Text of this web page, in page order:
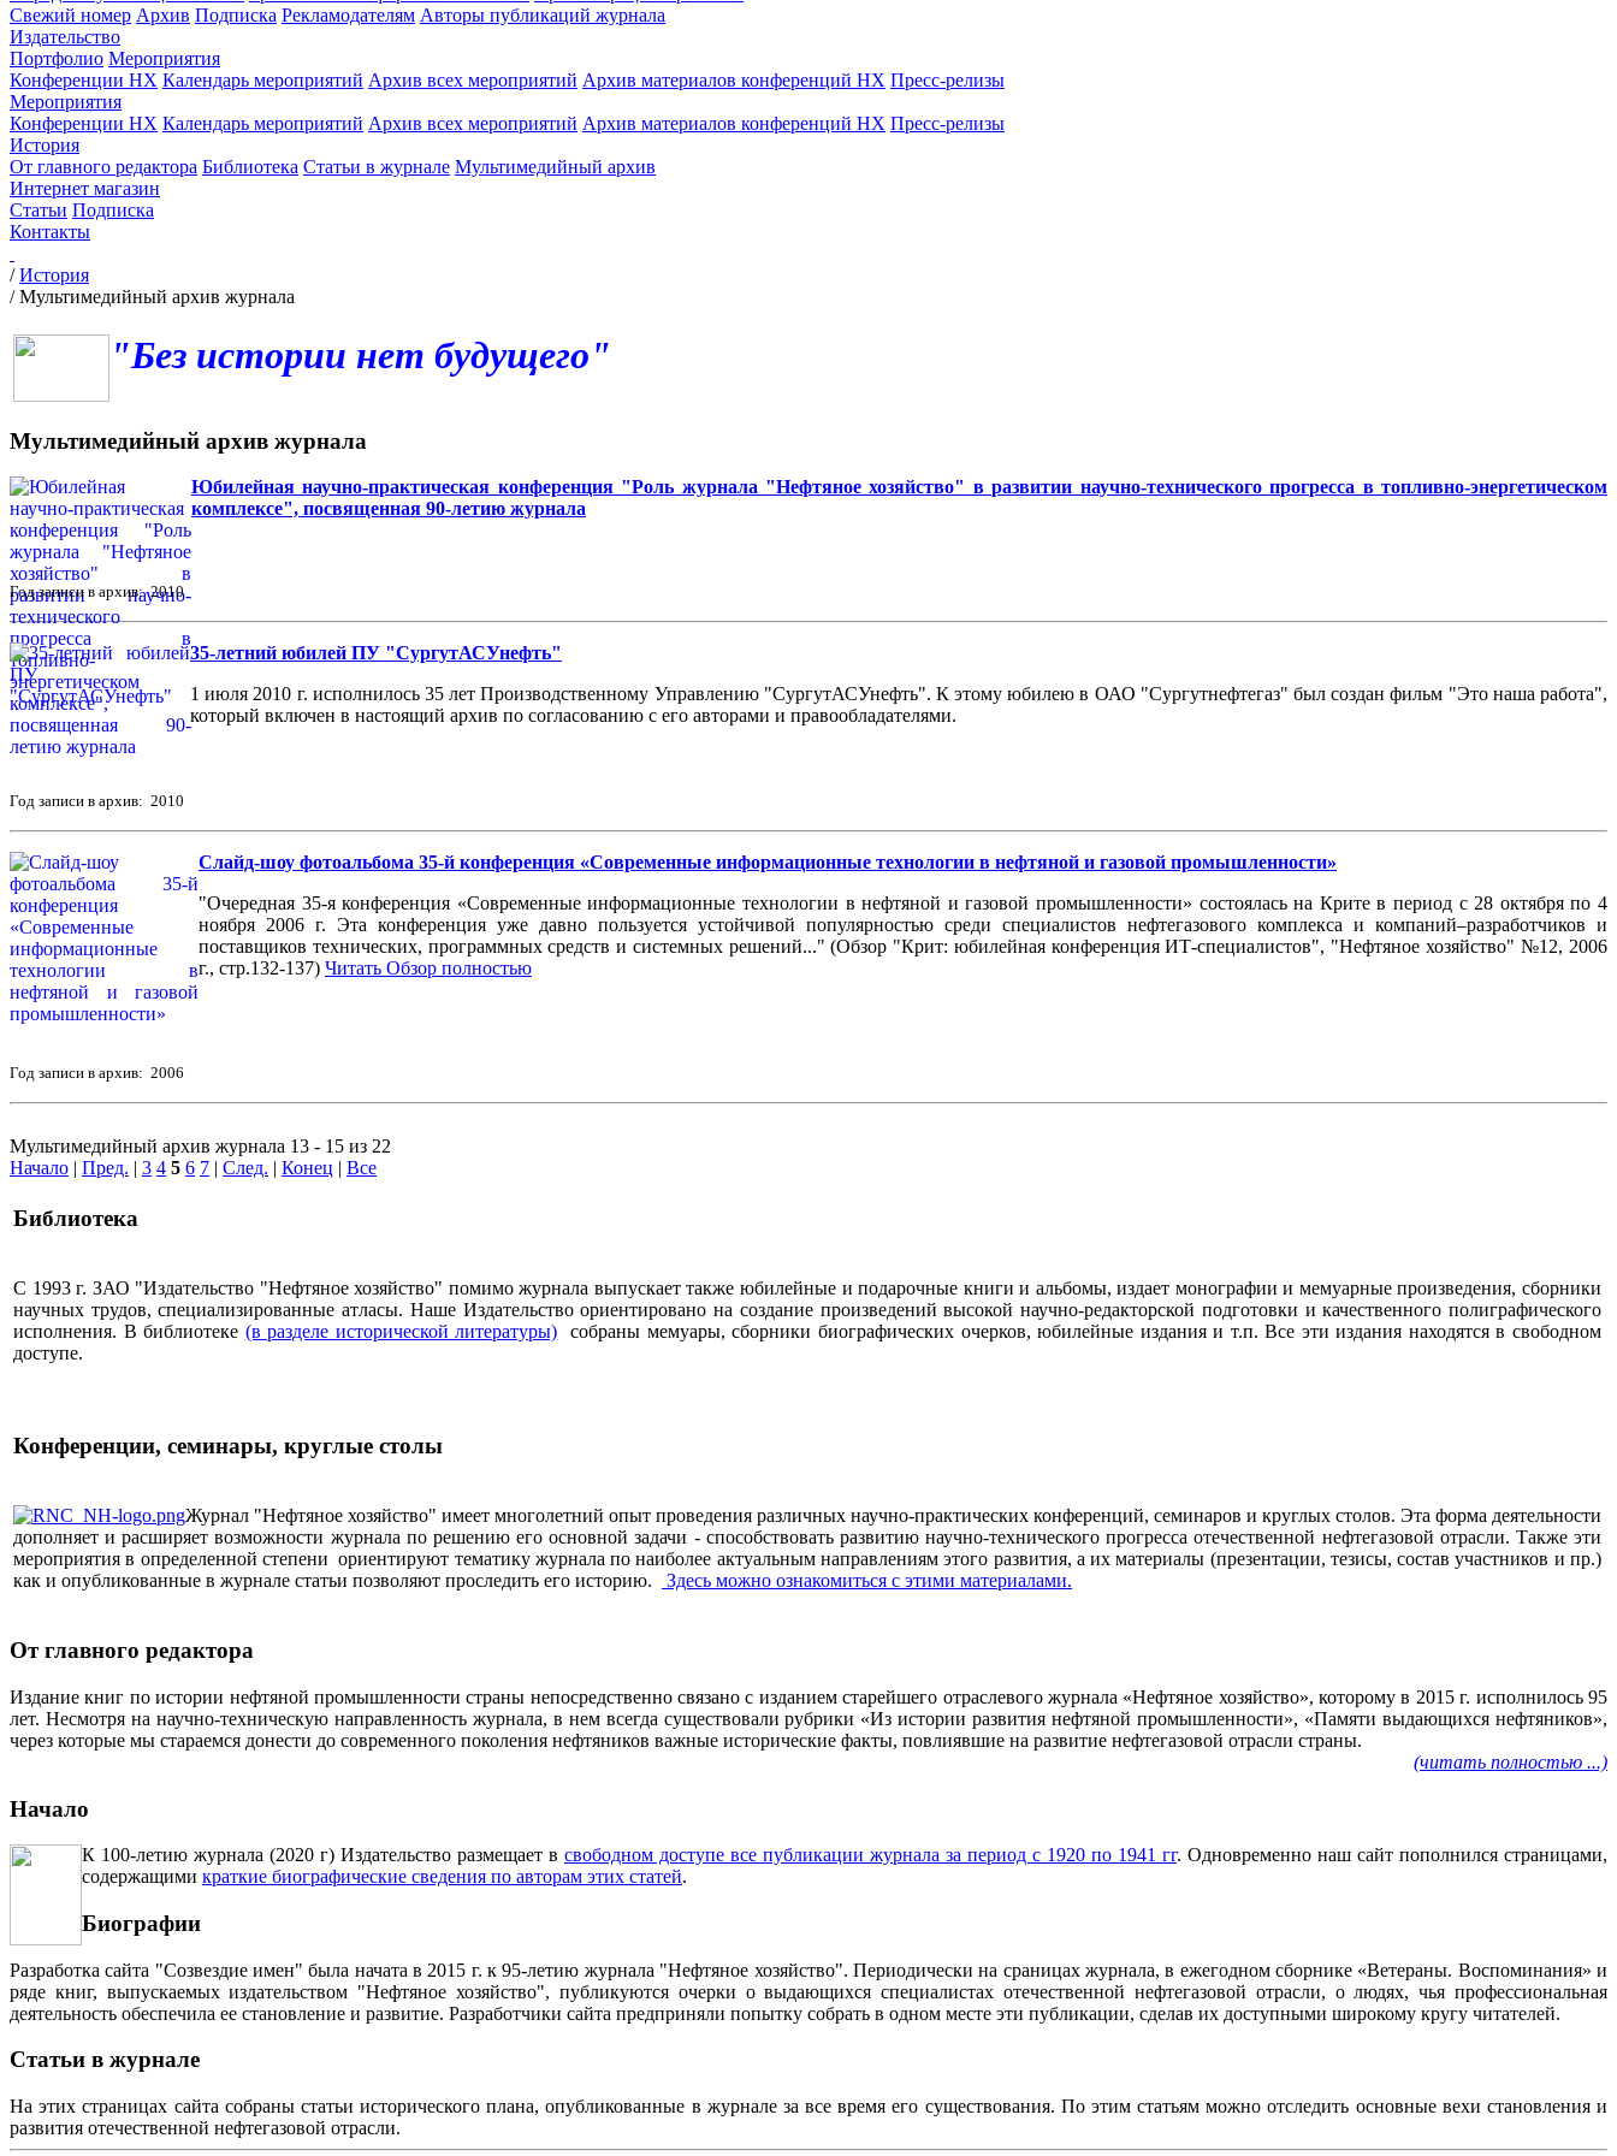
Свежий номер Архив Подписка Рекламодателям Авторы публикаций журнала
Издательство
Портфолио Мероприятия
Конференции НХ Календарь мероприятий Архив всех мероприятий Архив материалов конференций НХ Пресс-релизы
Мероприятия
Конференции НХ Календарь мероприятий Архив всех мероприятий Архив материалов конференций НХ Пресс-релизы
История
От главного редактора Библиотека Статьи в журнале Мультимедийный архив
Интернет магазин
Статьи Подписка
Контакты
/История
/Мультимедийный архив журнала
"Без истории нет будущего"
Мультимедийный архив журнала
Юбилейная научно-практическая конференция "Роль журнала "Нефтяное хозяйство" в развитии научно-технического прогресса в топливно-энергетическом
комплексе", посвященная 90-летию журнала
Год записи в архив: 2010
35-летний юбилей ПУ "СургутАСУнефть"
1 июля 2010 г. исполнилось 35 лет Производственному Управлению "СургутАСУнефть". К этому юбилею в ОАО "Сургутнефтегаз" был создан фильм "Это наша работа",
который включен в настоящий архив по согласованию с его авторами и правообладателями.
Год записи в архив: 2010
Слайд-шоу фотоальбома 35-й конференция «Современные информационные технологии в нефтяной и газовой промышленности»
"Очередная 35-я конференция «Современные информационные технологии в нефтяной и газовой промышленности» состоялась на Крите в период с 28 октября по 4
ноября 2006 г. Эта конференция уже давно пользуется устойчивой популярностью среди специалистов нефтегазового комплекса и компаний–разработчиков и
поставщиков технических, программных средств и системных решений..." (Обзор "Крит: юбилейная конференция ИТ-специалистов", "Нефтяное хозяйство" №12, 2006
г., стр.132-137) Читать Обзор полностью
Год записи в архив: 2006
Мультимедийный архив журнала 13 - 15 из 22
Начало | Пред. | 3 4 5 6 7 | След. | Конец | Все
Библиотека
С 1993 г. ЗАО "Издательство "Нефтяное хозяйство" помимо журнала выпускает также юбилейные и подарочные книги и альбомы, издает монографии и мемуарные произведения, сборники
научных трудов, специализированные атласы. Наше Издательство ориентировано на создание произведений высокой научно-редакторской подготовки и качественного полиграфического
исполнения. В библиотеке (в разделе исторической литературы) собраны мемуары, сборники биографических очерков, юбилейные издания и т.п. Все эти издания находятся в свободном
доступе.
Конференции, семинары, круглые столы
Журнал "Нефтяное хозяйство" имеет многолетний опыт проведения различных научно-практических конференций, семинаров и круглых столов. Эта форма деятельности
дополняет и расширяет возможности журнала по решению его основной задачи - способствовать развитию научно-технического прогресса отечественной нефтегазовой отрасли. Также эти
мероприятия в определенной степени ориентируют тематику журнала по наиболее актуальным направлениям этого развития, а их материалы (презентации, тезисы, состав участников и пр.)
как и опубликованные в журнале статьи позволяют проследить его историю.
Здесь можно ознакомиться с этими материалами.
От главного редактора
Издание книг по истории нефтяной промышленности страны непосредственно связано с изданием старейшего отраслевого журнала «Нефтяное хозяйство», которому в 2015 г. исполнилось 95
лет. Несмотря на научно-техническую направленность журнала, в нем всегда существовали рубрики «Из истории развития нефтяной промышленности», «Памяти выдающихся нефтяников»,
через которые мы стараемся донести до современного поколения нефтяников важные исторические факты, повлиявшие на развитие нефтегазовой отрасли страны.
(читать полностью ...)
Начало
К 100-летию журнала (2020 г) Издательство размещает в свободном доступе все публикации журнала за период с 1920 по 1941 гг. Одновременно наш сайт пополнился страницами,
содержащими краткие биографические сведения по авторам этих статей.
Биографии
Разработка сайта "Созвездие имен" была начата в 2015 г. к 95-летию журнала "Нефтяное хозяйство". Периодически на сраницах журнала, в ежегодном сборнике «Ветераны. Воспоминания» и
ряде книг, выпускаемых издательством "Нефтяное хозяйство", публикуются очерки о выдающихся специалистах отечественной нефтегазовой отрасли, о людях, чья профессиональная
деятельность обеспечила ее становление и развитие. Разработчики сайта предприняли попытку собрать в одном месте эти публикации, сделав их доступными широкому кругу читателей.
Статьи в журнале
На этих страницах сайта собраны статьи исторического плана, опубликованные в журнале за все время его существования. По этим статьям можно отследить основные вехи становления и
развития отечественной нефтегазовой отрасли.